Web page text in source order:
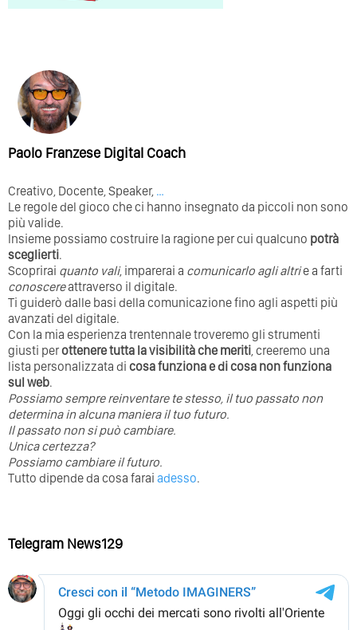
Paolo Franzese Digital Coach
Creativo, Docente, Speaker, …
Le regole del gioco che ci hanno insegnato da piccoli non sono
più valide.
Insieme possiamo costruire la ragione per cui qualcuno potrà
sceglierti.
Scoprirai quanto vali, imparerai a comunicarlo agli altrie a farti
conoscereattraverso il digitale.
Ti guiderò dalle basi della comunicazione fino agli aspetti più
avanzati del digitale.
Con la mia esperienza trentennale troveremo gli strumenti
giusti perottenere tutta la visibilità che meriti, creeremo una
lista personalizzata di cosa funziona e di cosa non funziona
sul web.
Possiamo sempre reinventare te stesso, il tuo passato non
determina in alcuna maniera il tuo futuro. ⁣
⁣Il passato non si può cambiare.
Unica certezza?
Possiamo cambiare il futuro.
Tutto dipende da cosa farai adesso.
Telegram News129